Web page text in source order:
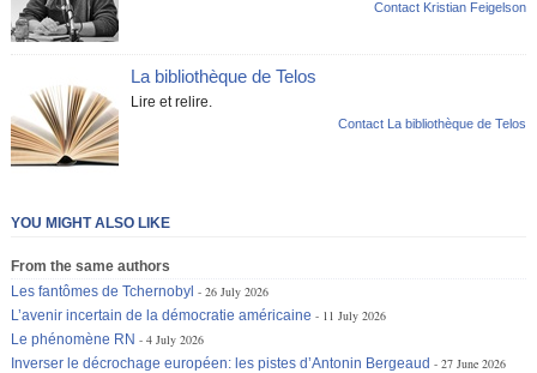
Contact Kristian Feigelson
La bibliothèque de Telos
Lire et relire.
Contact La bibliothèque de Telos
YOU MIGHT ALSO LIKE
From the same authors
Les fantômes de Tchernobyl
26 July 2026
L’avenir incertain de la démocratie américaine
11 July 2026
Le phénomène RN
4 July 2026
Inverser le décrochage européen: les pistes d’Antonin Bergeaud
27 June 2026